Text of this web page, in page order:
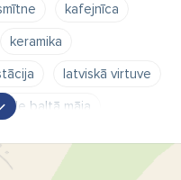
kafejnīca
keramika
latviskā virtuve
baltā māja
pagastā